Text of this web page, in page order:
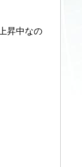
昇中なの